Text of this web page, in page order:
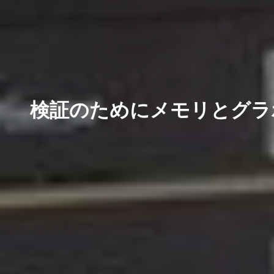
検証のためにメモリとグ